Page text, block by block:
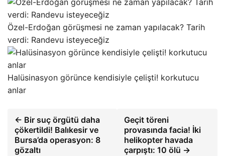
Özel-Erdoğan görüşmesi ne zaman yapılacak? Tarih
verdi: Randevu isteyeceğiz
Halüsinasyon görünce kendisiyle çelişti! korkutucu
anlar
← Bir suç örgütü daha
çökertildi! Balıkesir ve
Bursa’da operasyon: 8
gözaltı
Geçit töreni
provasında facia! İki
helikopter havada
çarpıştı: 10 ölü →